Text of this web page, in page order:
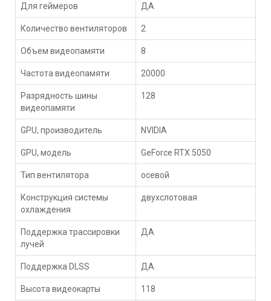
Для геймеров ДА
Количество вентиляторов 2
Объем видеопамяти 8
Частота видеопамяти 20000
Разрядность шины
видеопамяти
128
GPU, производитель NVIDIA
GPU, модель GeForce RTX 5050
Тип вентилятора осевой
Конструкция системы
охлаждения
двухслотовая
Поддержка трассировки
лучей
ДА
Поддержка DLSS ДА
Высота видеокарты 118